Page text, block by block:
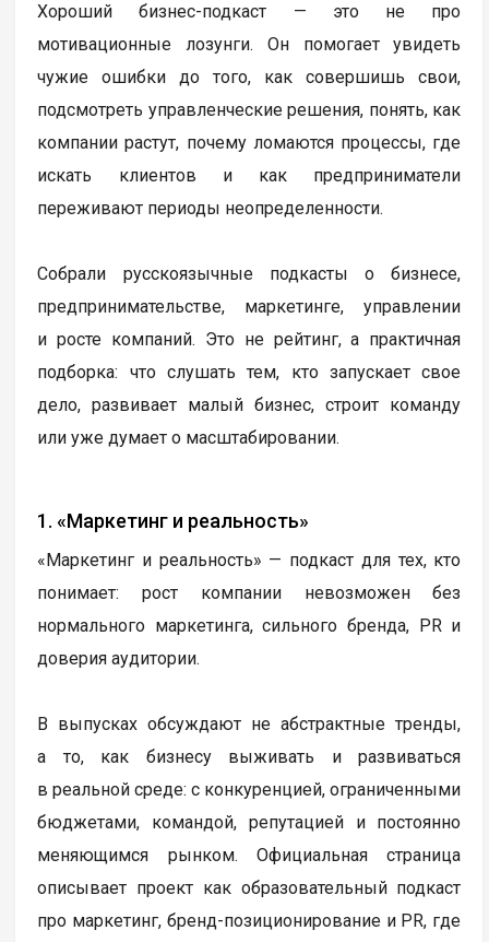
Хороший бизнес-подкаст — это не про
мотивационные лозунги. Он помогает увидеть
чужие ошибки до того, как совершишь свои,
подсмотреть управленческие решения, понять, как
компании растут, почему ломаются процессы, где
искать клиентов и как предприниматели
переживают периоды неопределенности.
Собрали русскоязычные подкасты о бизнесе,
предпринимательстве, маркетинге, управлении
и росте компаний. Это не рейтинг, а практичная
подборка: что слушать тем, кто запускает свое
дело, развивает малый бизнес, строит команду
или уже думает о масштабировании.
1. «Маркетинг и реальность»
«Маркетинг и реальность» — подкаст для тех, кто
понимает: рост компании невозможен без
нормального маркетинга, сильного бренда, PR и
доверия аудитории.
В выпусках обсуждают не абстрактные тренды,
а то, как бизнесу выживать и развиваться
в реальной среде: с конкуренцией, ограниченными
бюджетами, командой, репутацией и постоянно
меняющимся рынком. Официальная страница
описывает проект как образовательный подкаст
про маркетинг, бренд-позиционирование и PR, где